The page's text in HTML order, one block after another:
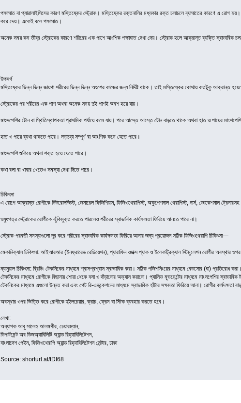
পক্ষাঘাত বা প্যারালাইসিসের কারণ মস্তিষ্কের স্ট্রোক। মস্তিষ্কের রক্তনালির মধ্যকার রক্ত চলাচলে ব্যাঘাতের কারণে এ
করে দেয়। একেই বলে পক্ষাঘাত।
অনেক সময় কম তীব্র স্ট্রোকের কারণে শরীরের এক পাশে আংশিক পক্ষাঘাত দেখা দেয়। স্ট্রোক হলে আক্রান্ত ব্যক্তি স্বাভাবিক
উপসর্গ
মস্তিষ্কের ভিন্ন ভিন্ন জায়গা শরীরের ভিন্ন ভিন্ন অংশের কাজের জন্য নির্দিষ্ট থাকে। তাই মস্তিষ্কের কোথায় কতটুকু আক্রান্ত
স্ট্রোকের পর শরীরের এক পাশ অথবা অনেক সময় দুই পাশই অবশ হয়ে যায়।
মাংসপেশির টোন বা স্থিতিস্থাপকতা প্রাথমিক পর্যায়ে কমে যায়। পরে আস্তে আস্তে টোন বাড়তে থাকে অথবা হাত ও পায়ের
হাত ও পায়ে ব্যথা থাকতে পারে। নড়াচড়া সম্পূর্ণ বা আংশিক কমে যেতে পারে।
মাংসপেশি শুকিয়ে অথবা শক্ত হয়ে যেতে পারে।
কথা বলা বা খাবার খেতেও সমস্যা দেখা দিতে পারে।
চিকিৎসা
এ রোগে আক্রান্ত রোগীকে নিউরোলজিস্ট, জেনারেল ফিজিশিয়ান, ফিজিওথেরাপিস্ট, অকুপেশনাল থেরাপিস্ট, নার্স, ভোকেশনাল
ওষুধপত্র স্ট্রোকের রোগীকে ঝুঁকিমুক্ত করতে পারলেও শরীরের স্বাভাবিক কার্যক্ষমতা ফিরিয়ে আনতে পারে না।
স্ট্রোক-পরবর্তী সমস্যাগুলো দূর করে শরীরের স্বাভাবিক কার্যক্ষমতা ফিরিয়ে আনার জন্য প্রয়োজন সঠিক ফিজিওথেরাপি চিকিৎসা—
মেকানিক্যাল চিকিৎসা: আইআরআর (ইনফ্রারেড রেডিয়েশন), প্যারাফিন ওয়াক্স প্যাক ও ইলেকট্রিক্যাল স্টিমুলেশন রোগীর অবস্থার ওপর
ম্যানুয়াল চিকিৎসা: ব্রিদিং টেকনিকের মাধ্যমে শ্বাসপ্রশ্বাস স্বাভাবিক করা। সঠিক পজিশনিংয়ের মাধ্যমে বেডসোর (ঘা) প্রতিরোধ
টেকনিকের মাধ্যমে রোগীকে বিছানায় শোয়া থেকে বসা ও দাঁড়ানোর অভ্যাস করানো। প্যাসিভ মুভমেন্টের মাধ্যমে মাংসপেশির
টেকনিকের মাধ্যমে এগুলো উন্নত করা এবং গেট রি-এডুকেশনের মাধ্যমে স্বাভাবিক হাঁটার সক্ষমতা ফিরিয়ে আনা। রোগীর কর্মদক্ষতা
অবস্থার ওপর ভিত্তি করে রোগীকে হুইলচেয়ার, ক্রাচ, ফ্রেম বা স্টিক ব্যবহার করতে হবে।
লেখা:
অধ্যাপক আবু সালেহ আলমগীর, চেয়ারম্যান,
ডিপার্টমেন্ট অব ডিজঅ্যাবিলিটি অ্যান্ড রিহ্যাবিলিটেশন,
বাংলাদেশ পেইন, ফিজিওথেরাপি অ্যান্ড রিহ্যাবিলিটেশন সেন্টার, ঢাকা
Source: shorturl.at/tDI68